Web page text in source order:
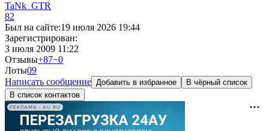
TaNk_GTR
82
Был на сайте:19 июля 2026 19:44
Зарегистрирован:
3 июля 2009 11:22
Отзывы+87−0
Лоты09
Написать сообщение Добавить в избранное
В чёрный список
В список контактов
РЕКЛАМА • AU.RU